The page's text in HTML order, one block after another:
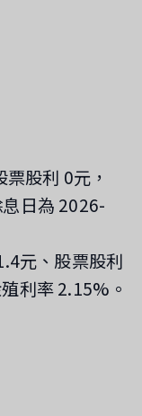
股利 0元，
息日為 2026-
元、股票股利
利率 2.15%。